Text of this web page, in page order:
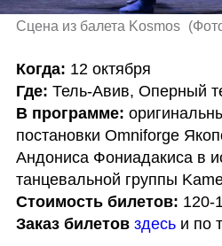
Сцена из балета Kosmos (
Когда:
Где:
В программе:
постановки Omniforge
Андониса Фониадакиса в
Стоимость билетов:
Заказ билетов здесь и по